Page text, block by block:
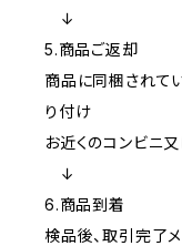
↓
5.商品ご返却
商品に同梱されて
り付け
お近くのコンビニ
↓
6.商品到着
検品後、取引完了